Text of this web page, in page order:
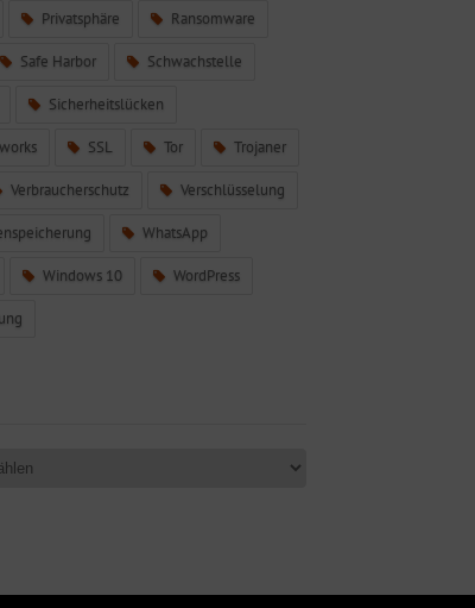
Privatsphäre Ransomware
Safe Harbor Schwachstelle
Sicherheitslücken
SSL Tor Trojaner
Verbraucherschutz Verschlüsselung
WhatsApp
Windows 10 WordPress